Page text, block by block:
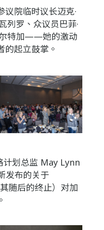
院临时议长迈克·
列罗、众议员巴菲·
尔特加——她的激动
的起立鼓掌。
计划总监 May Lynn
发布的关于
随后的终止）对加